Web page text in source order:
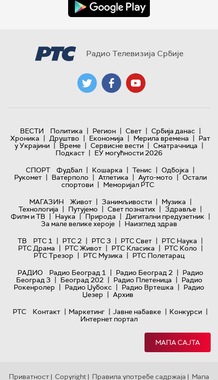
Радио Телевизија Србије
ВЕСТИ Политика | Регион | Свет | Србија данас |
Хроника | Друштво | Економија | Мерила времена | Рат
у Украјини | Време | Сервисне вести | Сматрачница |
Подкаст | ЕУ могућности 2026
СПОРТ
Фудбал | Кошарка | Тенис | Одбојка |
Рукомет | Ватерполо | Атлетика | Ауто-мото | Остали
спортови | Меморијал РТС
МАГАЗИН
Живот | Занимљивости | Музика |
Технологијa | Путујемо | Свет познатих | Здравље |
Филм и ТВ | Наука | Природа | Дигитални предузетник |
За мале велике хероје | Наизглед здрав
ТВ
РТС 1 | РТС 2 | РТС 3 | РТС Свет | РТС Наука |
РТС Драма | РТС Живот | РТС Класика | РТС Коло |
РТС Трезор | РТС Музика | РТС Полетарац
РАДИО
Радио Београд 1 | Радио Београд 2 | Радио
Београд 3 | Београд 202 | Радио Плетеница | Радио
Рокенролер | Радио Џубокс | Радио Вртешка | Радио
Џезер | Архив
РТС
Контакт | Маркетинг | Јавне набавке | Конкурси |
Интернет портал
МАПА САЈТА
Приватност | Copyright | Правила употребе садржаја | Мапа